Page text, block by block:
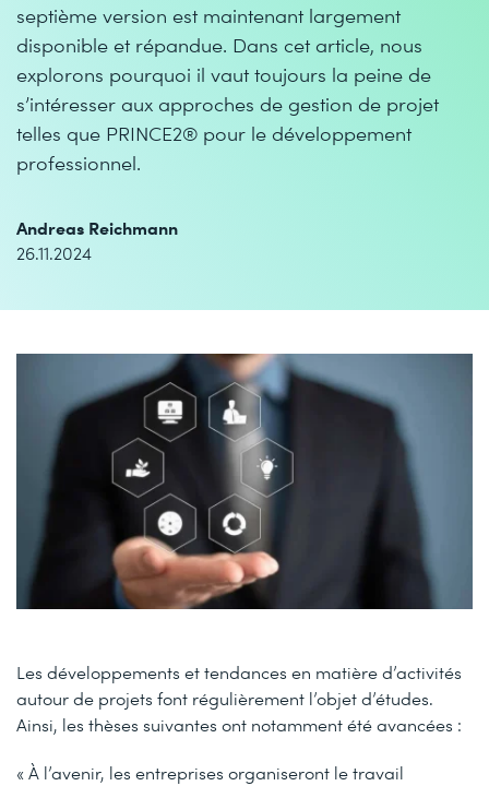
septième version est maintenant largement
disponible et répandue. Dans cet article, nous
explorons pourquoi il vaut toujours la peine de
s’intéresser aux approches de gestion de projet
telles que PRINCE2® pour le développement
professionnel.
Andreas Reichmann
26.11.2024
Les développements et tendances en matière d’activités
autour de projets font régulièrement l’objet d’études.
Ainsi, les thèses suivantes ont notamment été avancées :
« À l’avenir, les entreprises organiseront le travail